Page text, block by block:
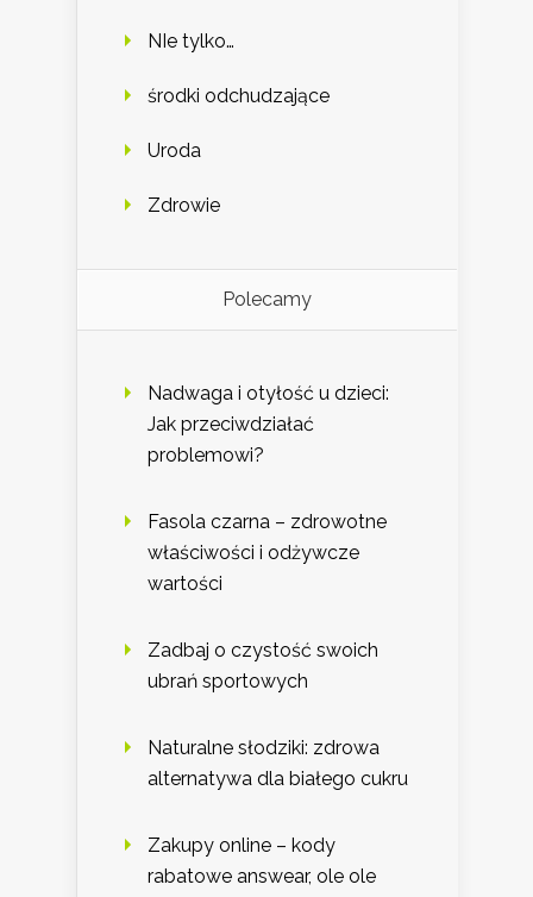
NIe tylko…
środki odchudzające
Uroda
Zdrowie
Polecamy
Nadwaga i otyłość u dzieci:
Jak przeciwdziałać
problemowi?
Fasola czarna – zdrowotne
właściwości i odżywcze
wartości
Zadbaj o czystość swoich
ubrań sportowych
Naturalne słodziki: zdrowa
alternatywa dla białego cukru
Zakupy online – kody
rabatowe answear, ole ole